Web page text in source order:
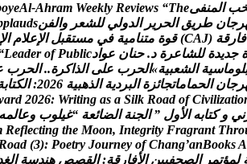
ب المنفى oyeAl-Ahram Weekly Reviews “The
رجان طريق الحرير الدولي للشعر والفن plauds
فارقة (
CAJ
) قوة متنامية في مستقبل العلم ال
ة جديدة للشاعرة د. حنان عواد Leader of Public
بلوماسية الشعبية»الحرب على الذاكرة.
. الحرب
رجان الحماماتجائزة البردية الذهبية 2026
: الكتاب
ard 2026: Writing as a Silk Road of Civilizatio
ني و كتابه الول ” الجنة الضائعة “غيلوب وعالمه
Reflecting the Moon, Integrity Fragrant Thro
Road (3): Poetry Journey of Chang’anBooksA
لمؤتمر الصحفيين الفارقة: القصص هندسة الغ